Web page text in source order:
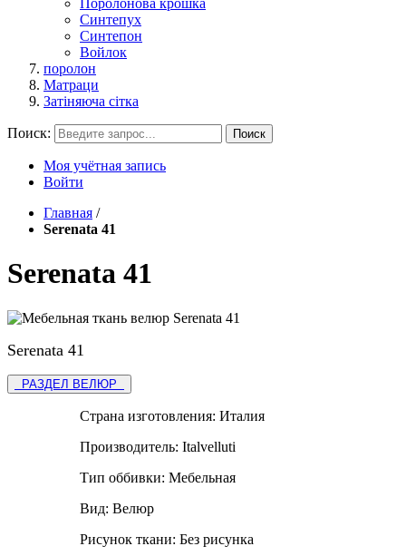
Поролонова крошка
Синтепух
Синтепон
Войлок
поролон
Матраци
Затіняюча сітка
Поиск: Поиск
Моя учётная запись
Войти
Главная /
Serenata 41
Serenata 41
Serenata 41
РАЗДЕЛ ВЕЛЮР
Страна изготовления: Италия
Производитель: Italvelluti
Тип оббивки: Мебельная
Вид: Велюр
Рисунок ткани: Без рисунка